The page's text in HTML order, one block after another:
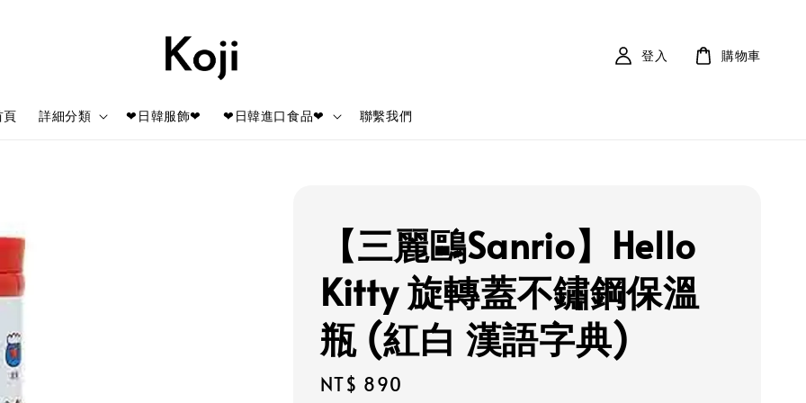
頁 詳細分類 ❤日韓服飾❤ ❤日韓進口食品❤ 聯繫我們
登入 購物車
【三麗鷗Sanrio】Hello
Kitty 旋轉蓋不鏽鋼保溫
瓶 (紅白 漢語字典)
Regular
NT$ 890